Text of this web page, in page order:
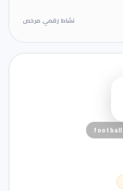
نشاط رقمي مرخص